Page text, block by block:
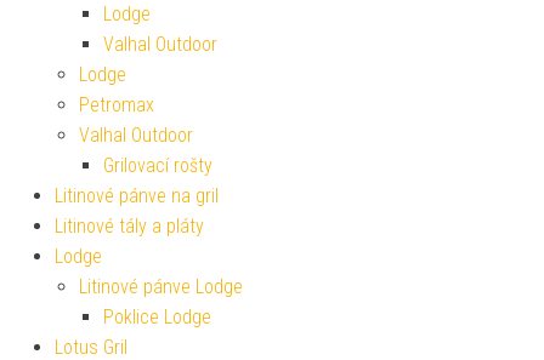
Lodge
Valhal Outdoor
Lodge
Petromax
Valhal Outdoor
Grilovací rošty
Litinové pánve na gril
Litinové tály a pláty
Lodge
Litinové pánve Lodge
Poklice Lodge
Lotus Gril